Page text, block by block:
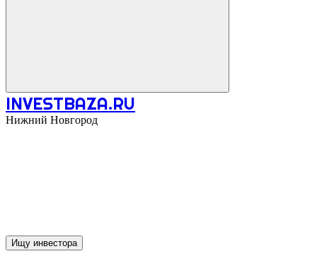
INVESTBAZA.RU
Нижний Новгород
Ищу инвестора